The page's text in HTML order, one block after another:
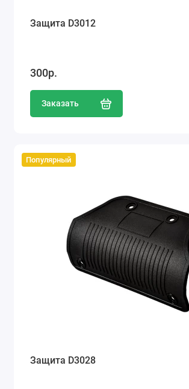
Защита D3012
300р.
Заказать
Популярный
Защита D3028